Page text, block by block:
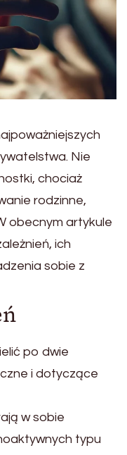
Nie
chociaż
rodzinne,
obecnym artykule
ich
sobie z
po dwie
i dotyczące
w sobie
typu